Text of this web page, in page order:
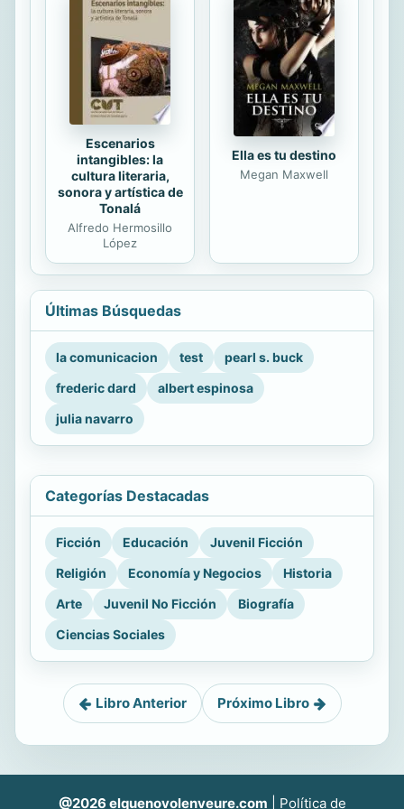
Escenarios
intangibles: la
cultura literaria,
sonora y artística de
Tonalá
Alfredo Hermosillo
López
Ella es tu destino
Megan Maxwell
Últimas Búsquedas
la comunicacion test
pearl s. buck
frederic dard
albert espinosa
julia navarro
Categorías Destacadas
Ficción Educación
Juvenil Ficción
Religión
Economía y Negocios
Historia
Arte
Juvenil No Ficción
Biografía
Ciencias Sociales
Libro Anterior Próximo Libro
@2026 elquenovolenveure.com Política de